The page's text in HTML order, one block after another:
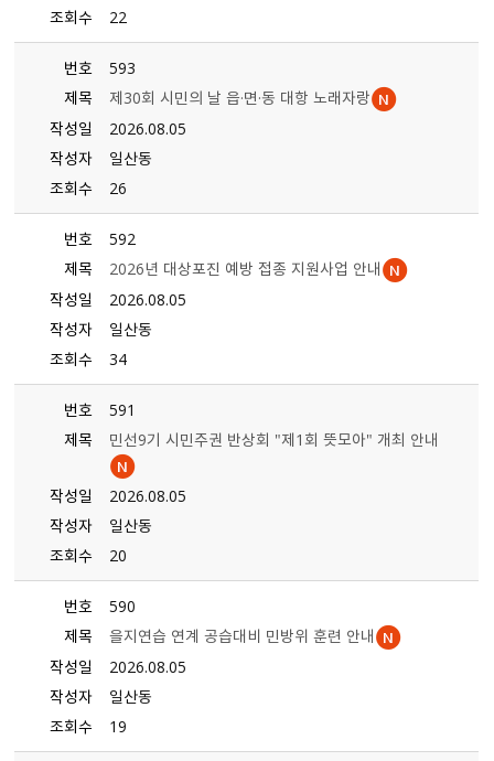
조회수
22
번호
593
제목
제30회 시민의 날 읍·면·동 대항 노래자랑
작성일
2026.08.05
작성자
일산동
조회수
26
번호
592
제목
2026년 대상포진 예방 접종 지원사업 안내
작성일
2026.08.05
작성자
일산동
조회수
34
번호
591
제목
민선9기 시민주권 반상회 ＂제1회 뜻모아＂ 개최 안내
작성일
2026.08.05
작성자
일산동
조회수
20
번호
590
제목
을지연습 연계 공습대비 민방위 훈련 안내
작성일
2026.08.05
작성자
일산동
조회수
19